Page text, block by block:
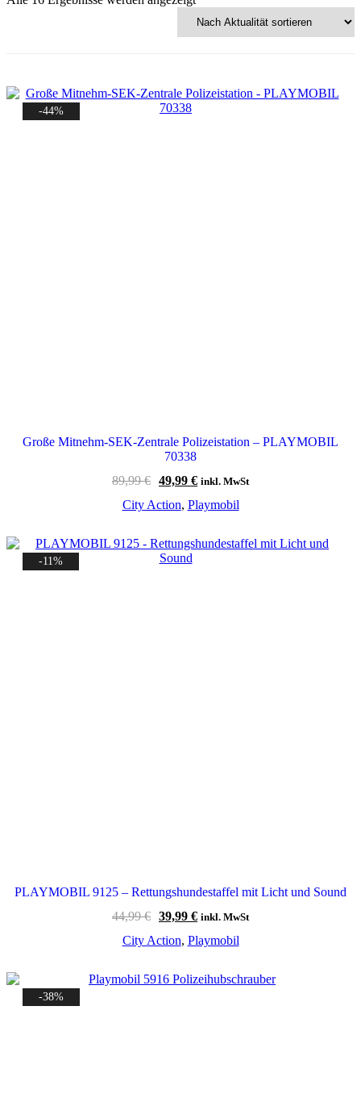
sortiert
-44%
Große Mitnehm-SEK-Zentrale Polizeistation – PLAYMOBIL
70338
89,99€ Ursprünglicher
war:
49,99 €Aktueller
ist:
inkl. MwSt
City Action, Playmobil
-11%
PLAYMOBIL 9125 – Rettungshundestaffel mit Licht und Sound
44,99€ Ursprünglicher
war:
39,99 €Aktueller
ist:
inkl. MwSt
City Action, Playmobil
-38%